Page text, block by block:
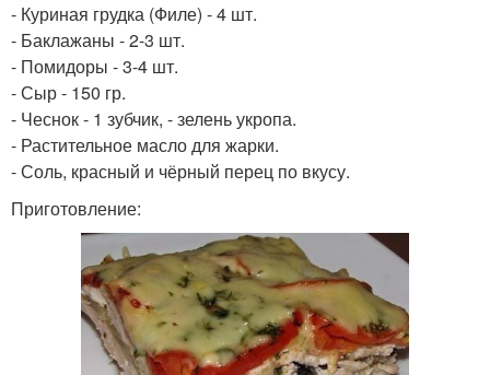
- Куриная грудка (Филе) - 4 шт.
- Баклажаны - 2-3 шт.
- Помидоры - 3-4 шт.
- Сыр - 150 гр.
- Чеснок - 1 зубчик, - зелень укропа.
- Растительное масло для жарки.
- Соль, красный и чёрный перец по вкусу.
Приготовление: